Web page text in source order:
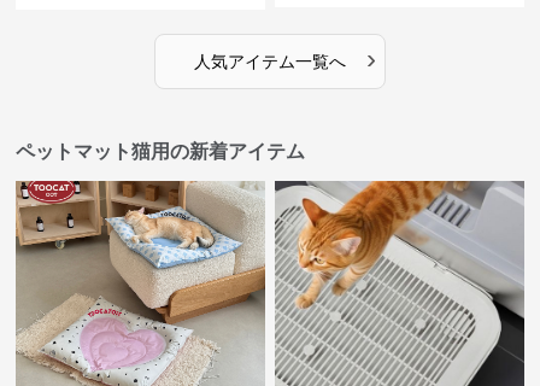
人気アイテム一覧へ ›
ペットマット猫用の新着アイテム